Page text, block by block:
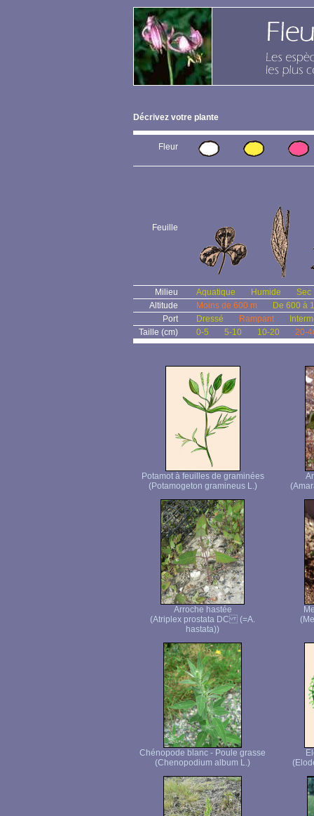
Décrivez votre plante
Fleur
Feuille
Milieu Aquatique Humide
Sec
Altitude
Moins de 600 m
De 600 à
Port
Dressé Rampant
Taille (cm)
0-5 5-10 10-20 20-
Potamot à feuilles de graminées
(Potamogeton gramineus L.)
Arroche hastée
(Atriplex prostata DC (=A.
hastata))
Chénopode blanc - Poule grasse
(Chenopodium album L.)